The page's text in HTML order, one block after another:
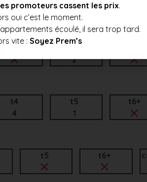
1
2
t4
4
t5
1
t6+
t5 t6+
promoteurs cassent les prix.
oui c’est le moment.
écoulé, il sera trop tard.
vite : Soyez Prem’s